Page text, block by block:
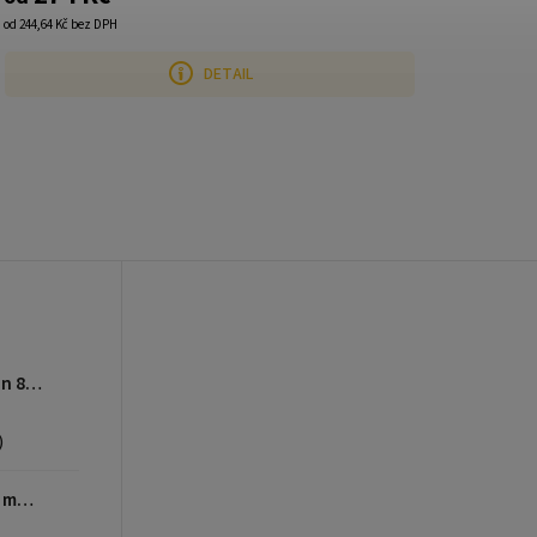
od 244,64 Kč bez DPH
DETAIL
BOHEMIA FRESH Adult Salmon 8kg
BOHEMIA FRESH Snack Lamb motivation 200g